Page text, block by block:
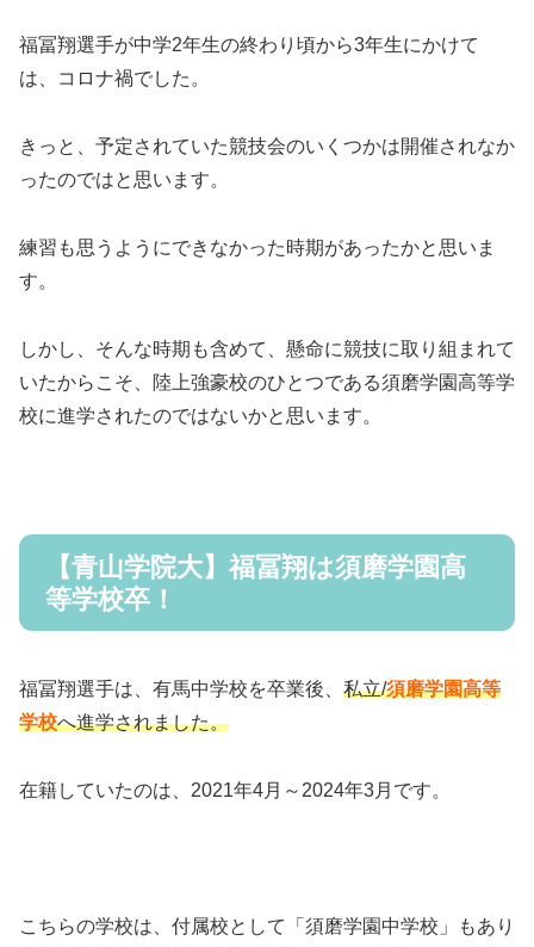
福冨翔選手が中学2年生の終わり頃から3年生にかけて
は、コロナ禍でした。
きっと、予定されていた競技会のいくつかは開催されなか
ったのではと思います。
練習も思うようにできなかった時期があったかと思いま
す。
しかし、そんな時期も含めて、懸命に競技に取り組まれて
いたからこそ、陸上強豪校のひとつである須磨学園高等学
校に進学されたのではないかと思います。
【青山学院大】福冨翔は須磨学園高
等学校卒！
福冨翔選手は、有馬中学校を卒業後、 私立/須磨学園高等
学校へ進学されました。
在籍していたのは、2021年4月～2024年3月です。
こちらの学校は、付属校として「須磨学園中学校」もあり